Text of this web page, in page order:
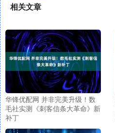
相关文章
华锋优配网 并非完美升级！数
毛社实测《刺客信条大革命》新
补丁